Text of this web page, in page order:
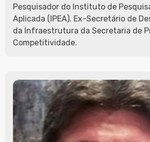
Pesquisador do Instituto de
Aplicada (IPEA). Ex-Secretário de
da Infraestrutura da Secretaria de
Competitividade.